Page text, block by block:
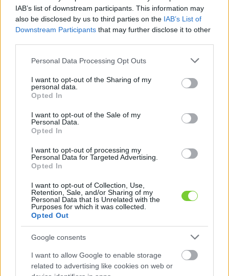
IAB’s list of downstream participants. This information may
also be disclosed by us to third parties on the IAB’s List of
Downstream Participants that may further disclose it to other
Please note that this website/app uses one or more Google
not limited to your visit or usage behaviour. You may click to
grant or deny consent to Google and its third-party tags to
use your data for below specified purposes in below Google
consent section.
Personal Data Processing Opt Outs
I want to opt-out of the Sharing of my
personal data.
Opted In
I want to opt-out of the Sale of my
Personal Data.
Opted In
I want to opt-out of processing my
Personal Data for Targeted Advertising.
Opted In
I want to opt-out of Collection, Use,
Retention, Sale, and/or Sharing of my
Personal Data that Is Unrelated with the
Purposes for which it was collected.
Opted Out
Google consents
I want to allow Google to enable storage
related to advertising like cookies on web or
Felhasználónév
Jelszó
Elfelejtette jelszavát?
Bejelentkezés
faiskola.hu
Kertészeti, kerti termékek és szolgáltatások térképes
KERTÉSZ ÉS KERTÉSZET REGISZTRÁCIÓ